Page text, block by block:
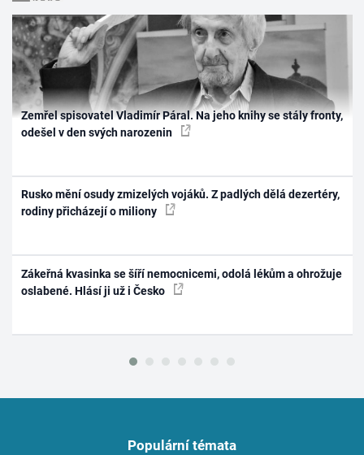
Zemřel spisovatel Vladimír Páral. Na jeho knihy se stály fronty,
odešel v den svých narozenin
Rusko mění osudy zmizelých vojáků. Z padlých dělá dezertéry,
rodiny přicházejí o miliony
Zákeřná kvasinka se šíří nemocnicemi, odolá lékům a ohrožuje
oslabené. Hlásí ji už i Česko
Populární témata